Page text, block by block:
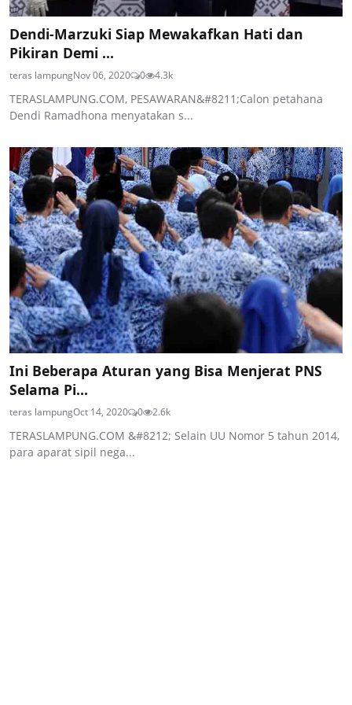
Dendi-Marzuki Siap Mewakafkan Hati dan
Pikiran Demi ...
teras lampungNov 06, 2020 0 4.3k
TERASLAMPUNG.COM, PESAWARAN&#8211;Calon petahana
Dendi Ramadhona menyatakan s...
Ini Beberapa Aturan yang Bisa Menjerat PNS
Selama Pi...
teras lampungOct 14, 2020 0 2.6k
TERASLAMPUNG.COM &#8212; Selain UU Nomor 5 tahun 2014,
para aparat sipil nega...